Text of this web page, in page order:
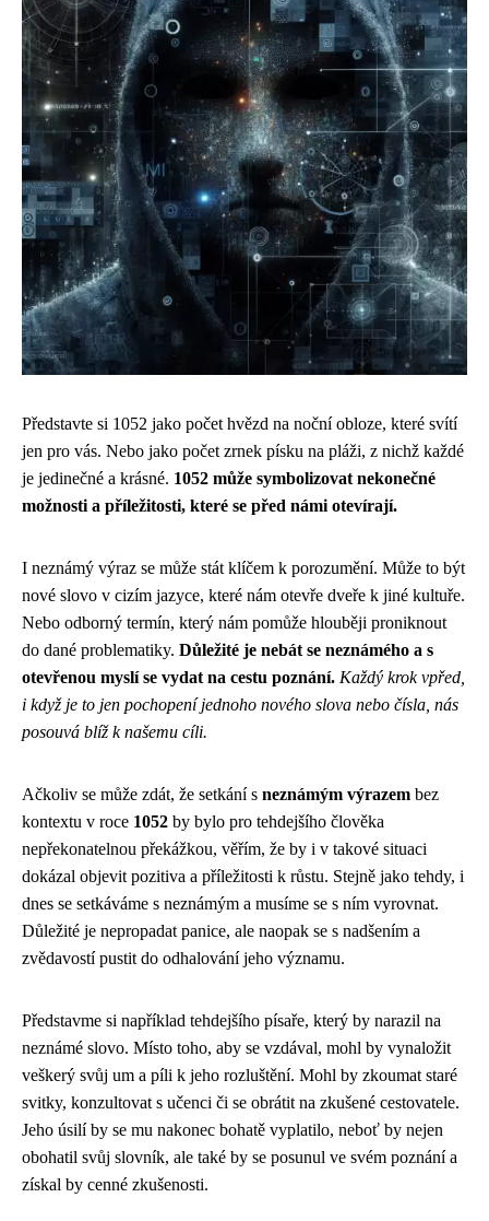
Představte si 1052 jako počet hvězd na noční obloze, které svítí
jen pro vás. Nebo jako počet zrnek písku na pláži, z nichž každé
je jedinečné a krásné. 1052 může symbolizovat nekonečné
možnosti a příležitosti, které se před námi otevírají.
I neznámý výraz se může stát klíčem k porozumění. Může to být
nové slovo v cizím jazyce, které nám otevře dveře k jiné kultuře.
Nebo odborný termín, který nám pomůže hlouběji proniknout
do dané problematiky. Důležité je nebát se neznámého a s
otevřenou myslí se vydat na cestu poznání. Každý krok vpřed,
i když je to jen pochopení jednoho nového slova nebo čísla, nás
posouvá blíž k našemu cíli.
Ačkoliv se může zdát, že setkání s neznámým výrazem bez
kontextu v roce 1052 by bylo pro tehdejšího člověka
nepřekonatelnou překážkou, věřím, že by i v takové situaci
dokázal objevit pozitiva a příležitosti k růstu. Stejně jako tehdy, i
dnes se setkáváme s neznámým a musíme se s ním vyrovnat.
Důležité je nepropadat panice, ale naopak se s nadšením a
zvědavostí pustit do odhalování jeho významu.
Představme si například tehdejšího písaře, který by narazil na
neznámé slovo. Místo toho, aby se vzdával, mohl by vynaložit
veškerý svůj um a píli k jeho rozluštění. Mohl by zkoumat staré
svitky, konzultovat s učenci či se obrátit na zkušené cestovatele.
Jeho úsilí by se mu nakonec bohatě vyplatilo, neboť by nejen
obohatil svůj slovník, ale také by se posunul ve svém poznání a
získal by cenné zkušenosti.